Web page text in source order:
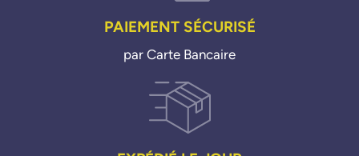
PAIEMENT SÉCURISÉ
par Carte Bancaire